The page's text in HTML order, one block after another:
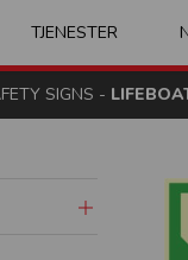
1 på
TJENESTER
SIGNS -